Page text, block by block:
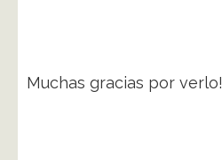
Muchas gracias por verlo!